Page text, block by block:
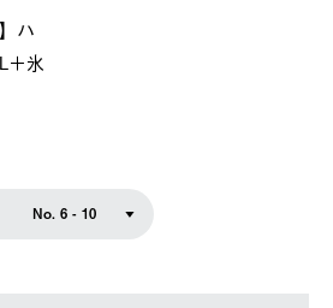
ハ
＋氷
No. 6 - 10